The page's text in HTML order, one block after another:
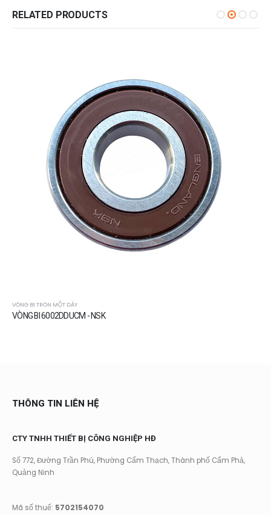
RELATED PRODUCTS
VÒNG BI TRÒN MỘT DÃY
VÒNG BI 6002DDUCM - NSK
THÔNG TIN LIÊN HỆ
CTY TNHH THIẾT BỊ CÔNG NGHIỆP HĐ
Số 772, Đường Trần Phú, Phường Cẩm Thạch, Thành phố Cẩm Phả,
Quảng Ninh
Mã số thuế: 5702154070